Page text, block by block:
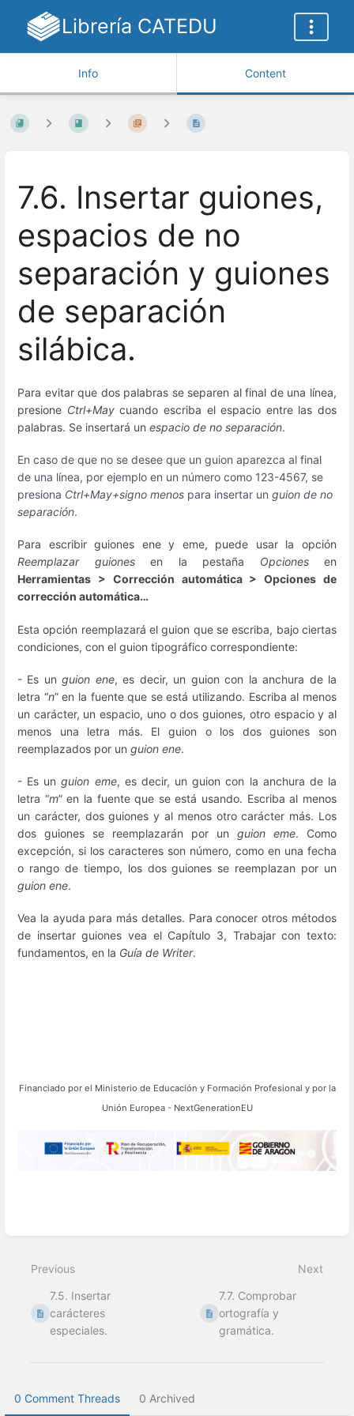
Librería CATEDU
Info Content
7.6. Insertar guiones,
espacios de no
separación y guiones
de separación
silábica.
Para evitar que dos palabras se separen al final de una línea,
presione Ctrl+Maycuando escriba el espacio entre las dos
palabras. Se insertará un espacio de no separación.
En caso de que no se desee que un guion aparezca al final
de una línea, por ejemplo en un número como 123-4567, se
presiona Ctrl+May+signo menos para insertar un guion de no
separación.
Para escribir guiones ene y eme, puede usar la opción
Reemplazar guiones en la pestaña Opciones en
Herramientas > Corrección automática > Opciones de
corrección automática…
Esta opción reemplazará el guion que se escriba, bajo ciertas
condiciones, con el guion tipográfico correspondiente:
- Es unguion ene, es decir, un guion con la anchura de la
letra “n” en la fuente que se está utilizando. Escriba al menos
un carácter, un espacio, uno o dos guiones, otro espacio y al
menos una letra más. El guion o los dos guiones son
reemplazados por un guion ene.
- Es unguion eme, es decir, un guion con la anchura de la
letra “m” en la fuente que se está usando. Escriba al menos
un carácter, dos guiones y al menos otro carácter más. Los
dos guiones se reemplazarán por un guion eme. Como
excepción, si los caracteres son número, como en una fecha
o rango de tiempo, los dos guiones se reemplazan por un
guion ene.
Vea la ayuda para más detalles. Para conocer otros métodos
de insertar guiones vea el Capítulo 3, Trabajar con texto:
fundamentos, en la Guía de Writer.
Financiado por el Ministerio de Educación y Formación Profesional y por la
Unión Europea - NextGenerationEU
mode
Previous
7.5. Insertar
carácteres
especiales.
Next
7.7. Comprobar
ortografía y
gramática.
0 Comment Threads 0 Archived